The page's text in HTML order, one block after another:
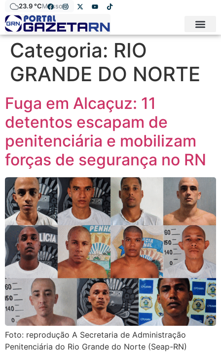
23.9 °CMossoró
Categoria: RIO
GRANDE DO NORTE
Fuga em Alcaçuz: 11
detentos escapam de
penitenciária e mobilizam
forças de segurança no RN
Foto: reprodução A Secretaria de Administração
Penitenciária do Rio Grande do Norte (Seap-RN)